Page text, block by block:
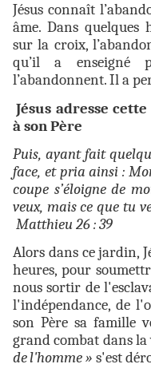
Jésus connaît
âme. Dans
sur la croix,
qu’il a enseigné
l’abandonnent. Il a
Jésus adresse
à son Père
Puis, ayant fait
face, et pria ainsi :
coupe s’éloigne de
veux, mais
Matthieu 26 : 39
Alors dans ce jardin,
heures, pour
nous sortir de
l'indépendance, de
son Père sa famille
grand combat dans la
del'homme » s'est